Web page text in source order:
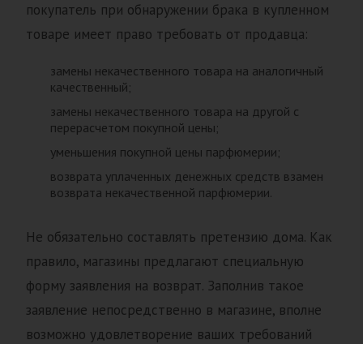
покупатель при обнаружении брака в купленном
товаре имеет право требовать от продавца:
замены некачественного товара на аналогичный
качественный;
замены некачественного товара на другой с
перерасчетом покупной цены;
уменьшения покупной цены парфюмерии;
возврата уплаченных денежных средств взамен
возврата некачественной парфюмерии.
Не обязательно составлять претензию дома. Как
правило, магазины предлагают специальную
форму заявления на возврат. Заполнив такое
заявление непосредственно в магазине, вполне
возможно удовлетворение ваших требований